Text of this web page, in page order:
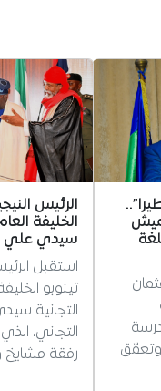
الرئيس
الخليفة
سيدي علي
استقبل
تينوبو
التجانية
التجاني،
رفقة مشايخ